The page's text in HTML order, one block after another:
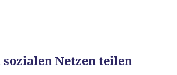
sozialen Netzen teilen